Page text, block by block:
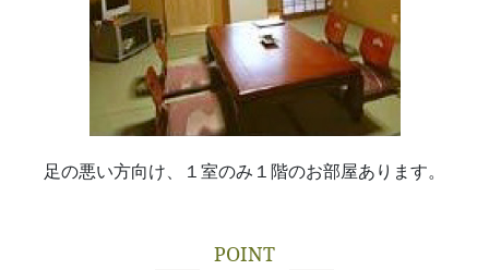
足の悪い方向け、１室のみ１階のお部屋あります。
POINT